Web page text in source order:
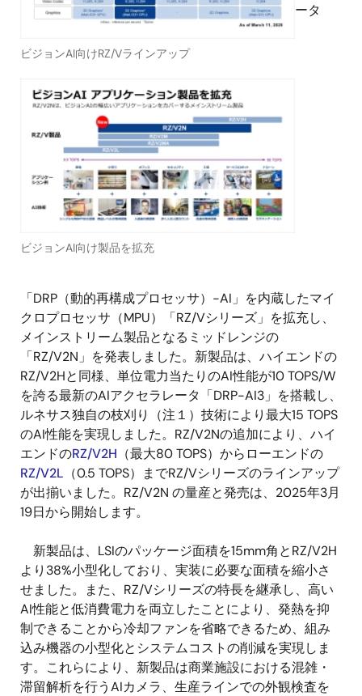
ビジョンAI向けRZ/Vラインアップ
ビジョンAI向け製品を拡充
ータ
「DRP（動的再構成プロセッサ）-AI」を内蔵したマイ
クロプロセッサ（MPU）「RZ/Vシリーズ」を拡充し、
メインストリーム製品となるミッドレンジの
「RZ/V2N」を発表しました。新製品は、ハイエンドの
RZ/V2Hと同様、単位電力当たりのAI性能が10 TOPS/W
を誇る最新のAIアクセラレータ「DRP-AI3」を搭載し、
ルネサス独自の枝刈り（注１）技術により最大15 TOPS
のAI性能を実現しました。RZ/V2Nの追加により、ハイ
エンドのRZ/V2H （最大80 TOPS）からローエンドの
RZ/V2L （0.5 TOPS）までRZ/Vシリーズのラインアップ
が出揃いました。RZ/V2N の量産と発売は、2025年3月
19日から開始します。
新製品は、LSIのパッケージ面積を15mm角とRZ/V2H
より38%小型化しており、実装に必要な面積を縮小さ
せました。また、RZ/Vシリーズの特長を継承し、高い
AI性能と低消費電力を両立したことにより、発熱を抑
制できることから冷却ファンを省略できるため、組み
込み機器の小型化とシステムコストの削減を実現しま
す。これらにより、新製品は商業施設における混雑・
滞留解析を行うAIカメラ、生産ラインでの外観検査を